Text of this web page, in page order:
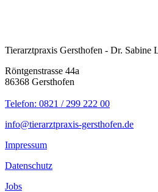
Tierarztpraxis Gersthofen - Dr. Sabine
Röntgenstrasse 44a
86368 Gersthofen
Telefon: 0821 / 299 222 00
info@tierarztpraxis-gersthofen.de
Impressum
Datenschutz
Jobs